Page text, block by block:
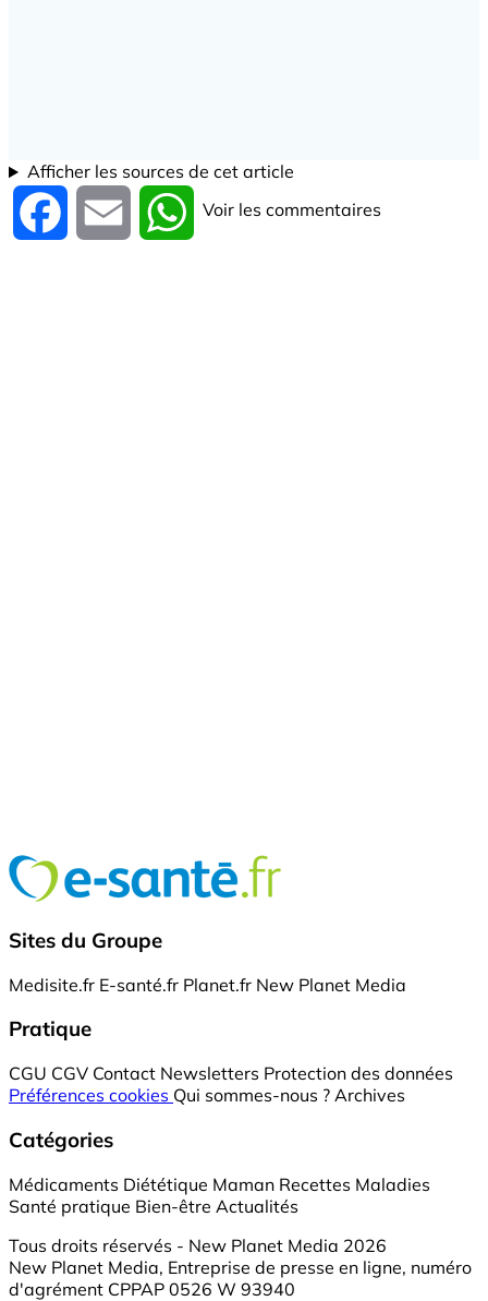
Afficher les sources de cet article
Facebook Email WhatsApp
Voir les commentaires
Sites du Groupe
Medisite.fr E-santé.fr Planet.fr New Planet Media
Pratique
CGU CGV Contact Newsletters Protection des données
Préférences cookies Qui sommes-nous ? Archives
Catégories
Médicaments Diététique Maman Recettes Maladies
Santé pratique Bien-être Actualités
Tous droits réservés - New Planet Media 2026
New Planet Media, Entreprise de presse en ligne, numéro
d'agrément CPPAP 0526 W 93940